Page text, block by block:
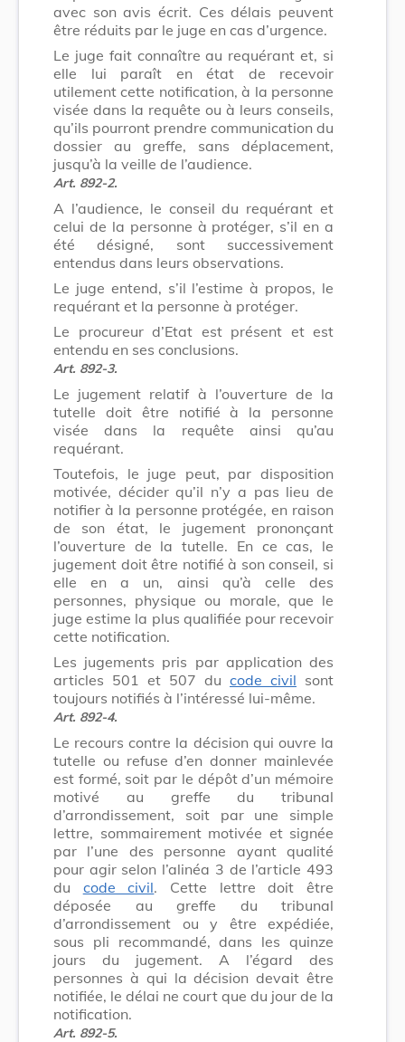
avec son avis écrit. Ces délais peuvent
être réduits par le juge en cas d’urgence.
Le juge fait connaître au requérant et, si
elle lui paraît en état de recevoir
utilement cette notification, à la personne
visée dans la requête ou à leurs conseils,
qu’ils pourront prendre communication du
dossier au greffe, sans déplacement,
jusqu’à la veille de l’audience.
Art. 892-2.
A l’audience, le conseil du requérant et
celui de la personne à protéger, s’il en a
été désigné, sont successivement
entendus dans leurs observations.
Le juge entend, s’il l’estime à propos, le
requérant et la personne à protéger.
Le procureur d’Etat est présent et est
entendu en ses conclusions.
Art. 892-3.
Le jugement relatif à l’ouverture de la
tutelle doit être notifié à la personne
visée dans la requête ainsi qu’au
requérant.
Toutefois, le juge peut, par disposition
motivée, décider qu’il n’y a pas lieu de
notifier à la personne protégée, en raison
de son état, le jugement prononçant
l’ouverture de la tutelle. En ce cas, le
jugement doit être notifié à son conseil, si
elle en a un, ainsi qu’à celle des
personnes, physique ou morale, que le
juge estime la plus qualifiée pour recevoir
cette notification.
Les jugements pris par application des
articles 501 et 507 du code civil sont
toujours notifiés à l’intéressé lui-même.
Art. 892-4.
Le recours contre la décision qui ouvre la
tutelle ou refuse d’en donner mainlevée
est formé, soit par le dépôt d’un mémoire
motivé au greffe du tribunal
d’arrondissement, soit par une simple
lettre, sommairement motivée et signée
par l’une des personne ayant qualité
pour agir selon l’alinéa 3 de l’article 493
du code civil. Cette lettre doit être
déposée au greffe du tribunal
d’arrondissement ou y être expédiée,
sous pli recommandé, dans les quinze
jours du jugement. A l’égard des
personnes à qui la décision devait être
notifiée, le délai ne court que du jour de la
notification.
Art. 892-5.